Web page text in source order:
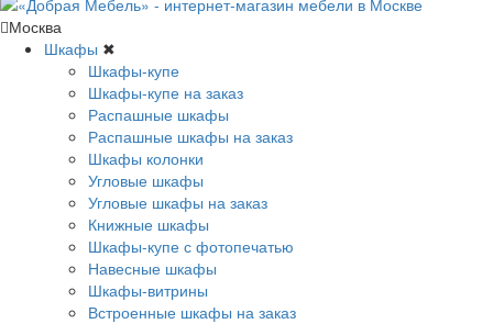
Москва
Шкафы ✖
Шкафы-купе
Шкафы-купе на заказ
Распашные шкафы
Распашные шкафы на заказ
Шкафы колонки
Угловые шкафы
Угловые шкафы на заказ
Книжные шкафы
Шкафы-купе с фотопечатью
Навесные шкафы
Шкафы-витрины
Встроенные шкафы на заказ